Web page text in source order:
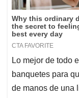
Lo mejor de todo
banquetes para
de manos de una